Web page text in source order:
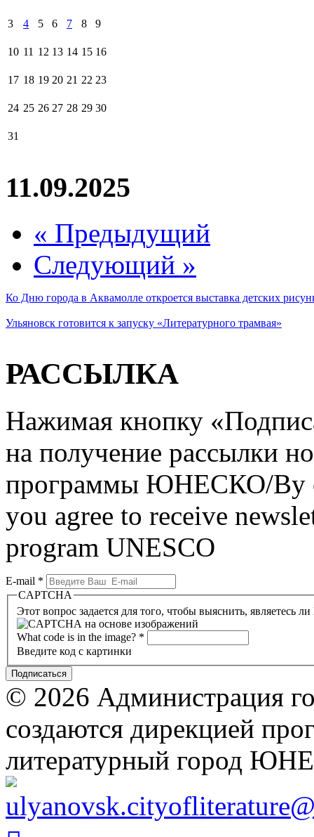
3 4 5 6 7 8 9
10 11 12 13 14 15 16
17 18 19 20 21 22 23
24 25 26 27 28 29 30
31
11.09.2025
« Предыдущий
Следующий »
Ко Дню города в Аквамолле откроется выставка детских
Ульяновск готовится к запуску «Литературного трамвая»
РАССЫЛКА
Нажимая кнопку
на получение рассылки
программы ЮНЕСКО/By
you agree to receive
program UNESCO
E-mail *
CAPTCHA
Этот вопрос задается для того, чтобы выяснить, являетесь
What code is in the image? *
Введите код с картинки
© 2026 Администрация
создаются дирекцией
литературный город